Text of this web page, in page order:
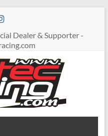
Dealer & Supporter -